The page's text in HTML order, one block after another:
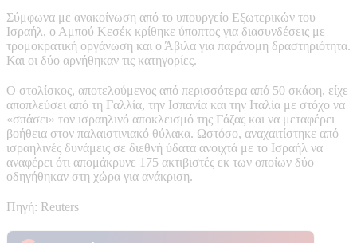
Σύμφωνα με ανακοίνωση από το υπουργείο Εξωτερικών του
Ισραήλ, ο Αμπού Κεσέκ κρίθηκε ύποπτος για διασυνδέσεις με
τρομοκρατική οργάνωση και ο Άβιλα για παράνομη δραστηριότητα.
Και οι δύο αρνήθηκαν τις κατηγορίες.
Ο στολίσκος, αποτελούμενος από περισσότερα από 50 σκάφη, είχε
αποπλεύσει από τη Γαλλία, την Ισπανία και την Ιταλία με στόχο να
«σπάσει» τον ισραηλινό αποκλεισμό της Γάζας και να μεταφέρει
βοήθεια στον παλαιστινιακό θύλακα. Ωστόσο, αναχαιτίστηκε από
ισραηλινές δυνάμεις σε διεθνή ύδατα ανοιχτά με το Ισραήλ να
αναφέρει ότι απομάκρυνε 175 ακτιβιστές εκ των οποίων δύο
οδηγήθηκαν στη χώρα για ανάκριση.
Πηγή: Reuters